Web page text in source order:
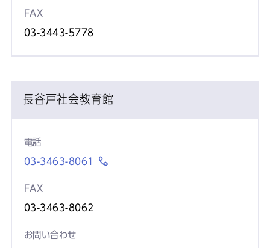
FAX
03-3443-5778
長谷戸社会教育館
電話
03-3463-8061
FAX
03-3463-8062
お問い合わせ